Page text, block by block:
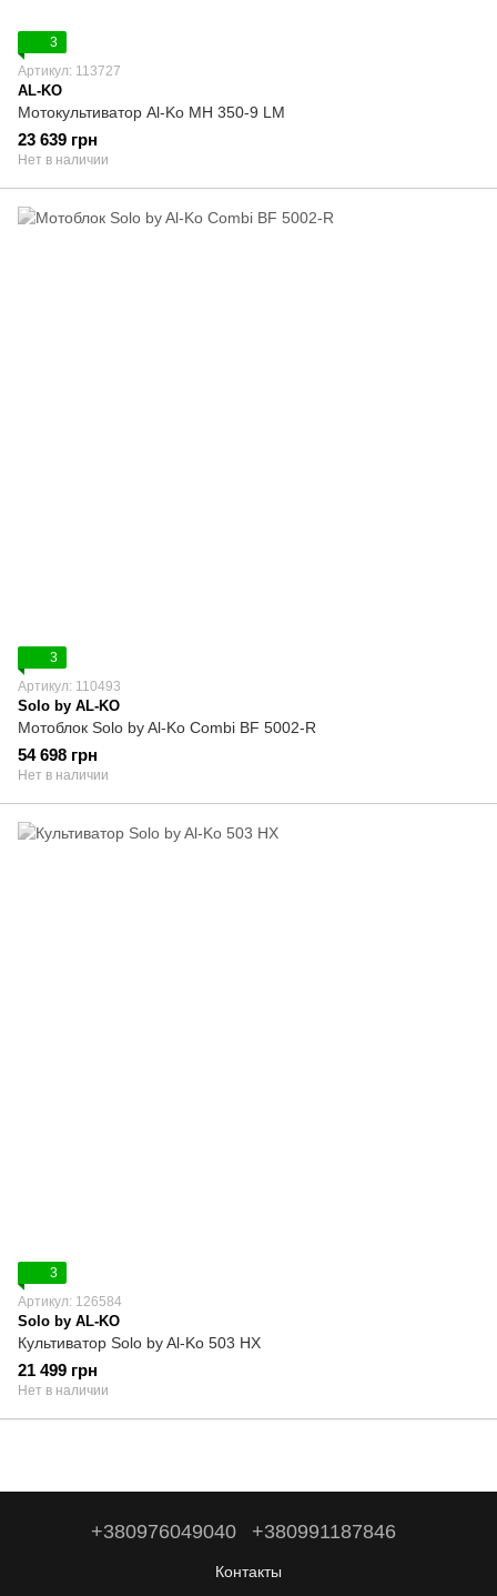
3
Артикул: 113727
AL-KO
Мотокультиватор Al-Ko MH 350-9 LM
23 639 грн
Нет в наличии
3
Артикул: 110493
Solo by AL-KO
Мотоблок Solo by Al-Ko Combi BF 5002-R
54 698 грн
Нет в наличии
3
Артикул: 126584
Solo by AL-KO
Культиватор Solo by Al-Ko 503 HX
21 499 грн
Нет в наличии
+380976049040 +380991187846
Контакты